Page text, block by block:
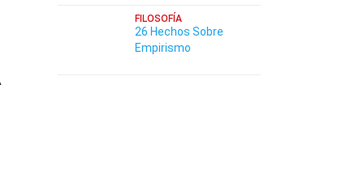
FILOSOFÍA
26 Hechos Sobre
Empirismo